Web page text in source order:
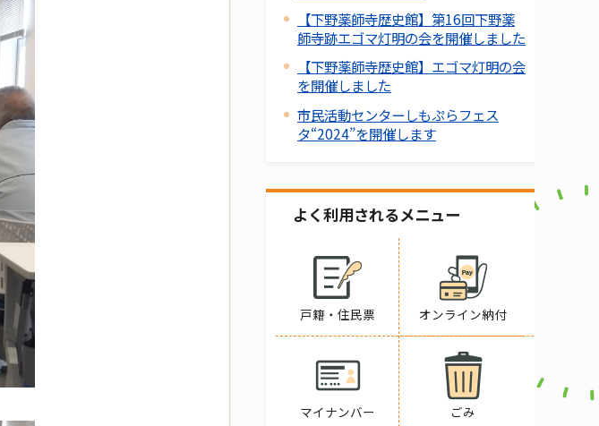
【下野薬師寺歴史館】第16回下野薬
師寺跡エゴマ灯明の会を開催しました
【下野薬師寺歴史館】エゴマ灯明の会
を開催しました
市民活動センターしもぷらフェス
タ“2024”を開催します
よく利用されるメニュー
戸籍・住民票 オンライン納付
マイナンバー ごみ